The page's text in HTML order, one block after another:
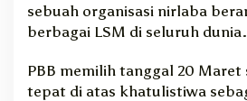
sebuah organisasi nirlaba
berbagai LSM di seluruh dunia.
PBB memilih tanggal 20 Maret
tepat di atas khatulistiwa